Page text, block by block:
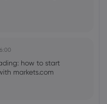
how to start
markets.com